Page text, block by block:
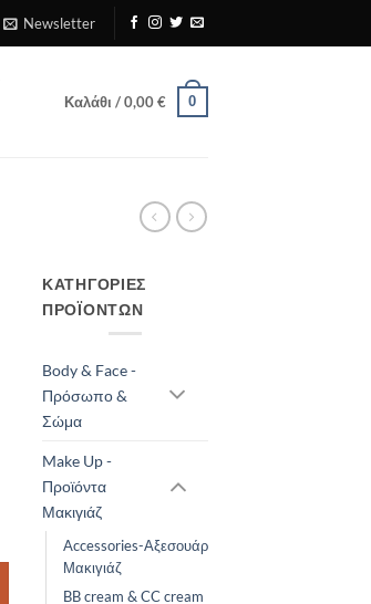
Newsletter
Καλάθι /0,00€ 0
ΚΑΤΗΓΟΡΊΕΣ
ΠΡΟΪΌΝΤΩΝ
Body & Face -
Πρόσωπο &
Σώμα
Make Up -
Προϊόντα
Μακιγιάζ
Accessories-Αξεσουάρ
Μακιγιάζ
BB cream & CC cream